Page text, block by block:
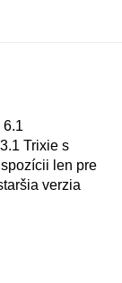
6.1
Trixie s
len pre
verzia